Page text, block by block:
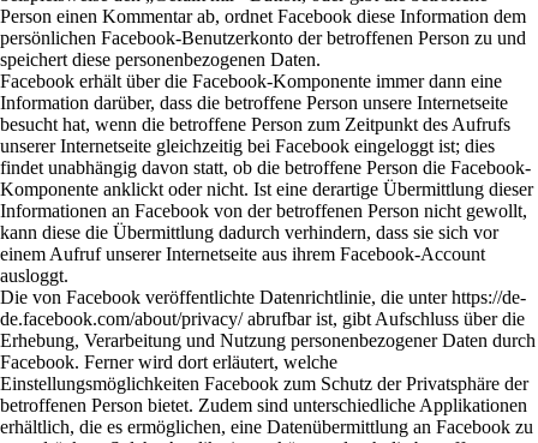
Person einen Kommentar ab, ordnet Facebook diese Information dem
persönlichen Facebook-Benutzerkonto der betroffenen Person zu und
speichert diese personenbezogenen Daten.
Facebook erhält über die Facebook-Komponente immer dann eine
Information darüber, dass die betroffene Person unsere Internetseite
besucht hat, wenn die betroffene Person zum Zeitpunkt des Aufrufs
unserer Internetseite gleichzeitig bei Facebook eingeloggt ist; dies
findet unabhängig davon statt, ob die betroffene Person die Facebook-
Komponente anklickt oder nicht. Ist eine derartige Übermittlung dieser
Informationen an Facebook von der betroffenen Person nicht gewollt,
kann diese die Übermittlung dadurch verhindern, dass sie sich vor
einem Aufruf unserer Internetseite aus ihrem Facebook-Account
ausloggt.
Die von Facebook veröffentlichte Datenrichtlinie, die unter https://de-
de.facebook.com/about/privacy/ abrufbar ist, gibt Aufschluss über die
Erhebung, Verarbeitung und Nutzung personenbezogener Daten durch
Facebook. Ferner wird dort erläutert, welche
Einstellungsmöglichkeiten Facebook zum Schutz der Privatsphäre der
betroffenen Person bietet. Zudem sind unterschiedliche Applikationen
erhältlich, die es ermöglichen, eine Datenübermittlung an Facebook zu